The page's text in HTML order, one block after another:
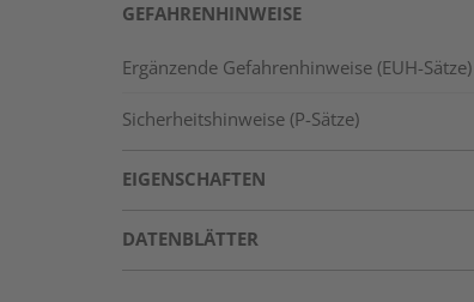
GEFAHRENHINWEISE
Ergänzende Gefahrenhinweise (EUH-Sätze)
Sicherheitshinweise (P-Sätze)
EIGENSCHAFTEN
DATENBLÄTTER